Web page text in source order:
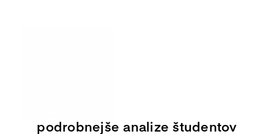
podrobnejše analize študentov